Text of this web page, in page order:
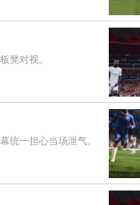
凳对视。
一担心当场泄气。